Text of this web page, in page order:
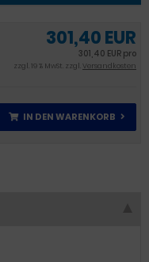
301,40 EUR
301,40 EUR pro
zzgl. 19 % MwSt. zzgl.Versandkosten
IN DEN WARENKORB